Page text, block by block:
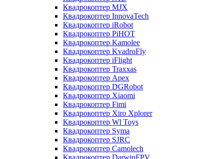
Квадрокоптер MJX
Квадрокоптер InnovaTech
Квадрокоптер iRobot
Квадрокоптер PiHOT
Квадрокоптер Kamolee
Квадрокоптер KvadroFly
Квадрокоптер iFlight
Квадрокоптер Traxxas
Квадрокоптер Apex
Квадрокоптер DGRobot
Квадрокоптер Xiaomi
Квадрокоптер Fimi
Квадрокоптер Xiro Xplorer
Квадрокоптер Wl Toys
Квадрокоптер Syma
Квадрокоптер SJRC
Квадрокоптер Camolech
Квадрокоптер DarwinFPV